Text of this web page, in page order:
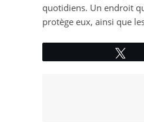
quotidiens. Un endroit
protège eux, ainsi que